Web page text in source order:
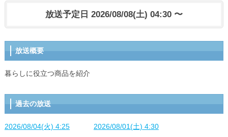
放送予定日 2026/08/08(土) 04:30 〜
放送概要
暮らしに役立つ商品を紹介
過去の放送
2026/08/04(火) 4:25
2026/08/01(土) 4:30